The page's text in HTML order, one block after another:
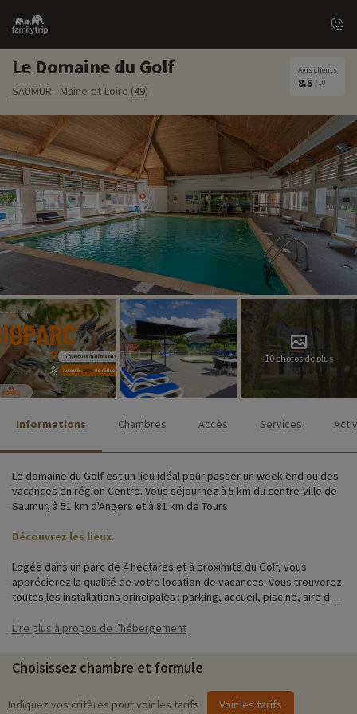
Family
trip
Le Domaine du Golf
SAUMUR - Maine-et-Loire (49)
Avis clients
8.5 /10
10 photos de plus
Informations Chambres Accès Services
Le domaine du Golf est un lieu idéal pour passer un week-end ou des
vacances en région Centre. Vous séjournez à 5 km du centre-ville de
Saumur, à 51 km d'Angers et à 81 km de Tours.
Découvrez les lieux
Logée dans un parc de 4 hectares et à proximité du Golf, vous
apprécierez la qualité de votre location de vacances. Vous trouverez
toutes les installations principales : parking, accueil, piscine, aire de
quiétude.
et optez pour le niveau de confort de votre choix. Vous pourrez
profiter du cottage confort ou privilège bénéficiant des meilleurs
emplacements et également du linge de lit et du linge de toilette
Lire plus à propos de l’hébergement
Choisissez chambre et formule
Indiquez vos critères pour voir les tarifs Voir les tarifs